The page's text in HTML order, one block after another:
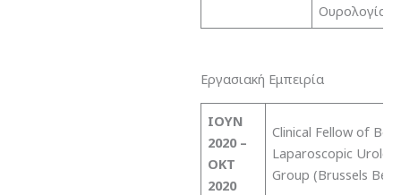
Ουρολογία
Εργασιακή Εμπειρία
ΙΟΥΝ
2020 –
ΟΚΤ
2020
Clinical Fellow of
Laparoscopic
Group (Brussels